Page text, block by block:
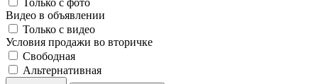
Видео в объявлении
Только с видео
Условия продажи во вторичке
Свободная
Альтернативная